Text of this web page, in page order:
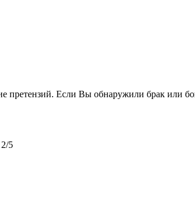
претензий. Если Вы обнаружили брак или
5